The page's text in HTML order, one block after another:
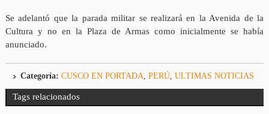
Se adelantó que la parada militar se realizará en la Avenida de la
Cultura y no en la Plaza de Armas como inicialmente se había
anunciado.
Categoría: CUSCO EN PORTADA, PERÚ, ULTIMAS NOTICIAS
Tags relacionados